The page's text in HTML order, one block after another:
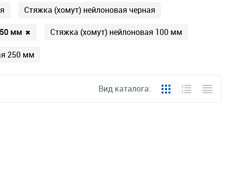
Стяжка (хомут) нейлоновая черная
мм ✖ Стяжка (хомут) нейлоновая 100 мм
250 мм
Вид каталога: